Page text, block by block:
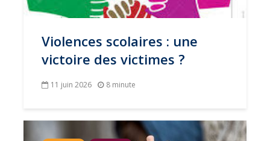
Violences scolaires : une
victoire des victimes ?
11 juin 2026 8 minute